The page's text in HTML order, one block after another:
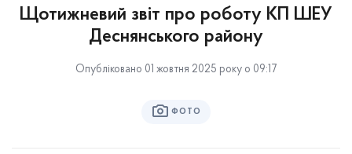
Щотижневий звіт про роботу КП ШЕУ
Деснянського району
Опубліковано 01 жовтня 2025 року о 09:17
ФОТО